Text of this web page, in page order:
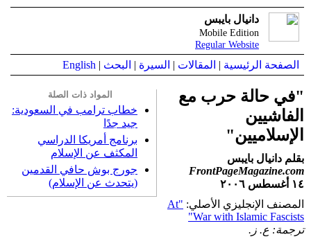
دانيال بايبس
Mobile Edition
Regular Website
الصفحة الرئيسية | المقالات | السيرة | البحث |
English
المواد ذات الصلة
خطاب ترامب في السعودية:
جيد جدًا
برنامج أمريكا الدراسي
المكثف عن الإسلام
جورج بوش حافي القدمين
(يتحدث عن الإسلام)
"في حالة حرب مع
الفاشيين
الإسلاميين"
بقلم دانيال بايبس
FrontPageMagazine.com
١٤ أغسطس ٢٠٠٦
المصنف الإنجليزي الأصلي:
"At
War with Islamic Fascists"
ترجمة: ع. ز.